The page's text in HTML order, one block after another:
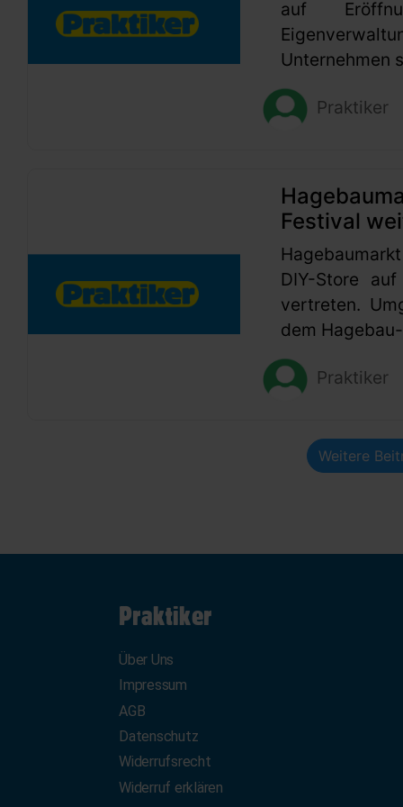
auf
Unternehmen
Praktiker
Festival
DIY-Store
vertreten.
dem
Praktiker
Weitere
Praktiker
Über Uns
Impressum
AGB
Datenschutz
Widerrufsrecht
Widerruf erklären